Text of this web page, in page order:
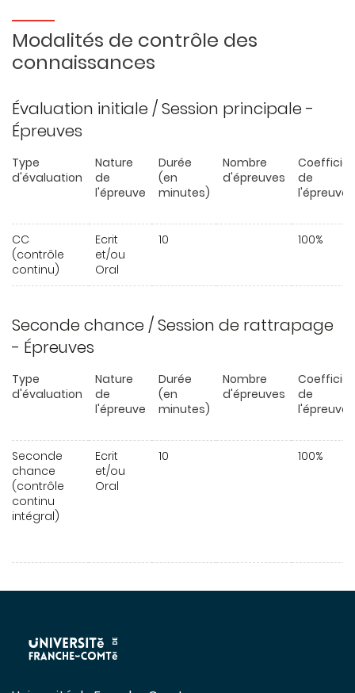
Modalités de contrôle des
connaissances
Évaluation initiale / Session principale -
Épreuves
Type
d'évaluation
Nature
de
l'épreuve
Durée
(en
minutes)
Nombre
d'épreuves
de
l'épreuve
CC
(contrôle
continu)
Ecrit
et/ou
Oral
10 100%
Seconde chance / Session de rattrapage
- Épreuves
Type
d'évaluation
Nature
de
l'épreuve
Durée
(en
minutes)
Nombre
d'épreuves
de
l'épreuve
Seconde
chance
(contrôle
continu
intégral)
Ecrit
et/ou
Oral
10 100%